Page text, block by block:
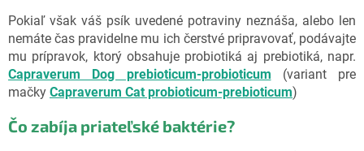
Pokiaľ však váš psík uvedené potraviny neznáša, alebo len
nemáte čas pravidelne mu ich čerstvé pripravovať, podávajte
mu prípravok, ktorý obsahuje probiotiká aj prebiotiká, napr.
Capraverum Dog prebioticum-probioticum (variant pre
mačky Capraverum Cat probioticum-prebioticum)
Čo zabíja priateľské baktérie?